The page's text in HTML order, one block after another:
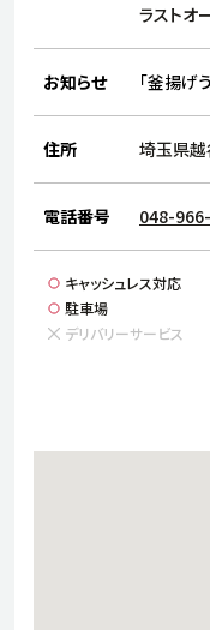
ブランド
店舗一覧
よくある質問・お問
日本語
ラストオ
お知らせ 「釜揚げ
住所 埼玉県
電話番号 048-
キャッシュレス対応
駐車場
デリバリーサービス